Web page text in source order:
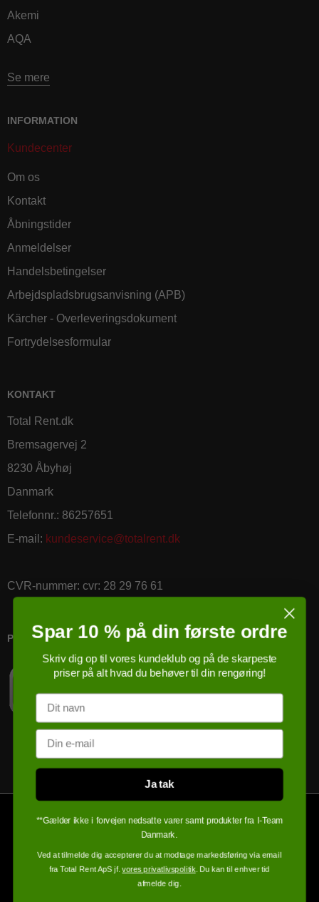
Akemi
AQA
Se mere
INFORMATION
Kundecenter
Om os
Kontakt
Åbningstider
Anmeldelser
Handelsbetingelser
Arbejdspladsbrugsanvisning (APB)
Kärcher - Overleveringsdokument
Fortrydelsesformular
KONTAKT
Total Rent.dk
Bremsagervej 2
8230 Åbyhøj
Danmark
Telefonnr.: 86257651
E-mail : kundeservice@totalrent.dk
CVR-nummer: cvr: 28 29 76 61
PRICERUNNER KØBSGARANTI
Spar 10 % på din første ordre
Skriv dig op til vores kundeklub og på de skarpeste
priser på alt hvad du behøver til din rengøring!
Navn
Email
Ja tak
**Gælder ikke i forvejen nedsatte varer samt produkter fra I-Team
Danmark.
Ved at tilmelde dig accepterer du at modtage markedsføring via email
fra Total Rent ApS jf.vores privatlivspolitik. Du kan til enhver tid
afmelde dig.